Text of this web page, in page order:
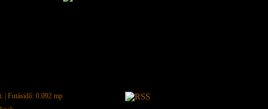
| Futásidő: 0.092 mp